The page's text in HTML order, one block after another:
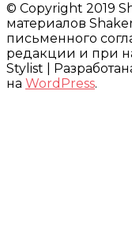
© Copyright 2019
материалов
письменного
редакции и при
Stylist |
на WordPress.